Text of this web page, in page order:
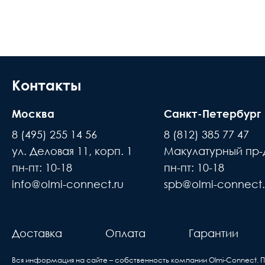
Полировка оптического волокна
Длина м
Направление канала передачи
Цвет
Исполнение
Единица измерения
места доставки товара. Обращаем
происходит силами заказчика
Время ожидания водителя при доставке
В случае если въезд на территорию
покупатель
Контакты
Москва
8 (495) 255 14 56
ул. Деловая 11, корп. 1
пн-пт: 10-18
info@olmi-connect.ru
Санкт-Петербург
8 (812) 385 77 47
Макулатурный пр-
пн-пт: 10-18
spb@olmi-
Доставка Оплата Гарантии
Вся информация на сайте – собственность компании Olmi-Сonnect.